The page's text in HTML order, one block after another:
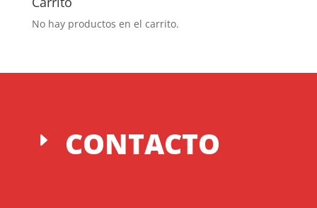
No hay productos en el carrito.
E CONTACTO